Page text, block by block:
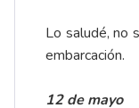
Lo saludé, no
embarcación.
12 de mayo